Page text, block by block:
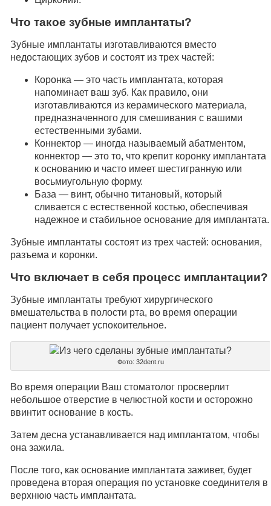
Что такое зубные имплантаты?
Зубные имплантаты изготавливаются вместо
недостающих зубов и состоят из трех частей:
Коронка — это часть имплантата, которая
напоминает ваш зуб. Как правило, они
изготавливаются из керамического материала,
предназначенного для смешивания с вашими
естественными зубами.
Коннектор — иногда называемый абатментом,
коннектор — это то, что крепит коронку имплантата
к основанию и часто имеет шестигранную или
восьмиугольную форму.
База — винт, обычно титановый, который
сливается с естественной костью, обеспечивая
надежное и стабильное основание для имплантата.
Зубные имплантаты состоят из трех частей: основания,
разъема и коронки.
Что включает в себя процесс имплантации?
Зубные имплантаты требуют хирургического
вмешательства в полости рта, во время операции
пациент получает успокоительное.
Фото: 32dent.ru
Во время операции Ваш стоматолог просверлит
небольшое отверстие в челюстной кости и осторожно
ввинтит основание в кость.
Затем десна устанавливается над имплантатом, чтобы
она зажила.
После того, как основание имплантата заживет, будет
проведена вторая операция по установке соединителя в
верхнюю часть имплантата.